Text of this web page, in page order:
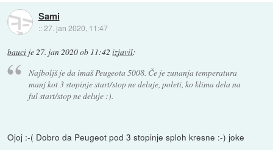
Sami
::27. jan 2020, 11:47
bauci je27. jan 2020 ob 11:42 izjavil:
Najboljš je da imaš Peugeota 5008. Če je zunanja temperatura
manj kot 3 stopinje start/stop ne deluje, poleti, ko klima dela na
ful start/stop ne deluje :).
Ojoj :-( Dobro da Peugeot pod 3 stopinje sploh kresne :-) joke